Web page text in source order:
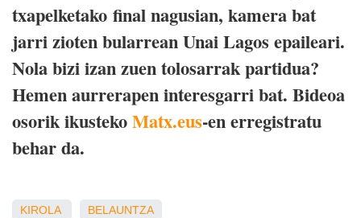
txapelketako final nagusian, kamera bat
jarri zioten bularrean Unai Lagos epaileari.
Nola bizi izan zuen tolosarrak partidua?
Hemen aurrerapen interesgarri bat. Bideoa
osorik ikustekoMatx.eus-en erregistratu
behar da.
KIROLA BELAUNTZA